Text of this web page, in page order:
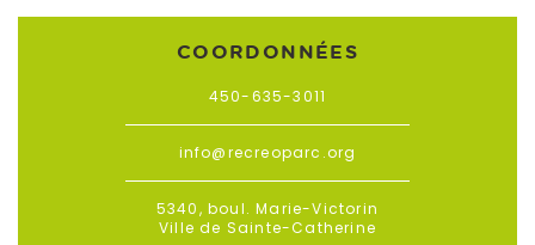
COORDONNÉES
450-635-3011
info@recreoparc.org
5340, boul. Marie-Victorin
Ville de Sainte-Catherine